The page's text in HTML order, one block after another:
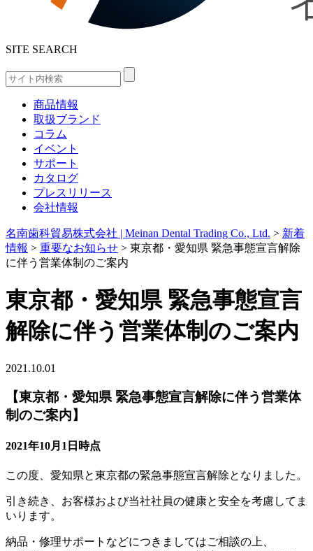
SITE SEARCH
商品情報
取扱ブランド
コラム
イベント
サポート
カタログ
プレスリリース
会社情報
名南歯科貿易株式会社 | Meinan Dental Trading Co., Ltd. > 新着
情報 > 重要なお知らせ > 東京都・愛知県 緊急事態宣言解除
に伴う営業体制のご案内
東京都・愛知県 緊急事態宣言
解除に伴う営業体制のご案内
2021.10.01
【東京都・愛知県 緊急事態宣言解除に伴う営業体
制のご案内】
2021年10月1日時点
この度、愛知県と東京都の緊急事態宣言解除となりました。
引き続き、お客様および当社社員の健康と安全を考慮してま
いります。
納品・修理サポートなどにつきましてはご相談の上、